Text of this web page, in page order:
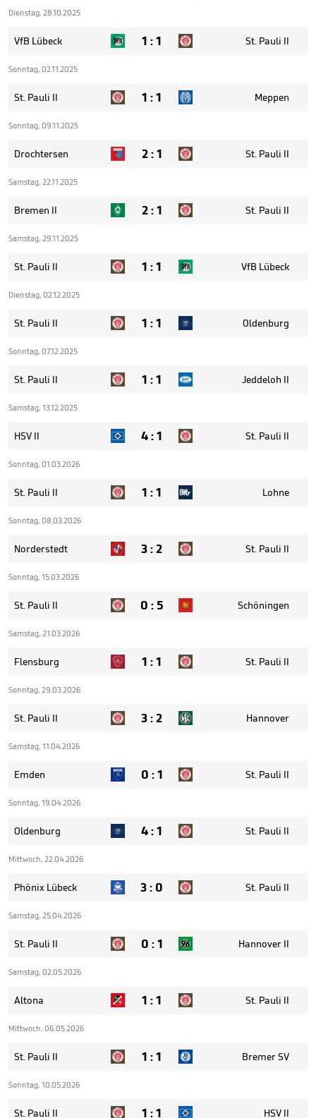
Dienstag, 28.10.2025
VfB Lübeck 1 :1 St. Pauli II
Sonntag, 02.11.2025
St. Pauli II 1 :1 Meppen
Sonntag, 09.11.2025
Drochtersen 2:1 St. Pauli II
Samstag, 22.11.2025
Bremen II 2:1 St. Pauli II
Samstag, 29.11.2025
St. Pauli II 1 :1 VfB Lübeck
Dienstag, 02.12.2025
St. Pauli II 1 :1 Oldenburg
Sonntag, 07.12.2025
St. Pauli II 1 :1 Jeddeloh II
Samstag, 13.12.2025
HSV II 4:1 St. Pauli II
Sonntag, 01.03.2026
St. Pauli II 1 :1 Lohne
Sonntag, 08.03.2026
Norderstedt 3:2 St. Pauli II
Sonntag, 15.03.2026
St. Pauli II 0 : 5 Schöningen
Samstag, 21.03.2026
Flensburg 1 :1 St. Pauli II
Sonntag, 29.03.2026
St. Pauli II 3:2 Hannover
Samstag, 11.04.2026
Emden 0 :1 St. Pauli II
Sonntag, 19.04.2026
Oldenburg 4:1 St. Pauli II
Mittwoch, 22.04.2026
Phönix Lübeck 3: 0 St. Pauli II
Samstag, 25.04.2026
St. Pauli II 0 :1 Hannover II
Samstag, 02.05.2026
Altona 1 :1 St. Pauli II
Mittwoch, 06.05.2026
St. Pauli II 1 :1 Bremer SV
Sonntag, 10.05.2026
St. Pauli II 1 :1 HSV II